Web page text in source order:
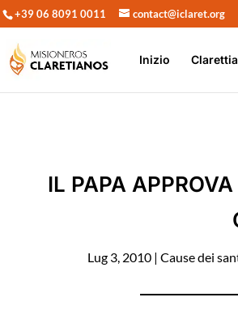
+39 06 8091 0011 contact@iclaret.org
Inizio
IL PAPA
Lug 3, 2010| Cause dei